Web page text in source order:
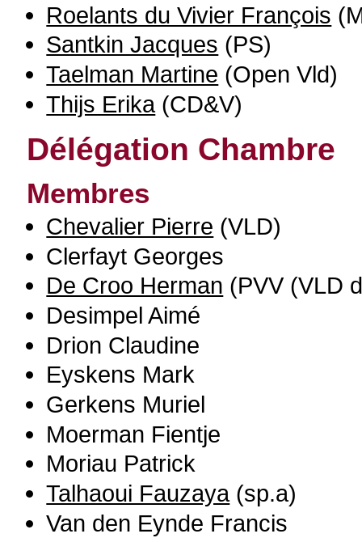
Roelants du Vivier François
Santkin Jacques (PS)
Taelman Martine (Open Vld)
Thijs Erika(CD&V)
Délégation Chambre
Membres
Chevalier Pierre (VLD)
Clerfayt Georges
De Croo Herman (PVV (VLD
Desimpel Aimé
Drion Claudine
Eyskens Mark
Gerkens Muriel
Moerman Fientje
Moriau Patrick
Talhaoui Fauzaya(sp.a)
Van den Eynde Francis